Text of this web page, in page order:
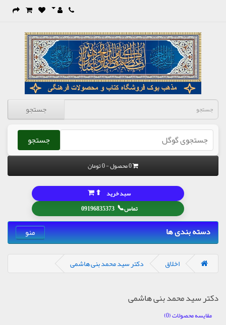
جستجو
جستجو
0 محصول - 0 تومان
تماس📞
09196835373
سبد خرید ⬆
دسته بندی ها منو
اخلاق دکتر سید محمد بنی هاشمی
دکتر سید محمد بنی هاشمی
مقایسه محصولات (0)